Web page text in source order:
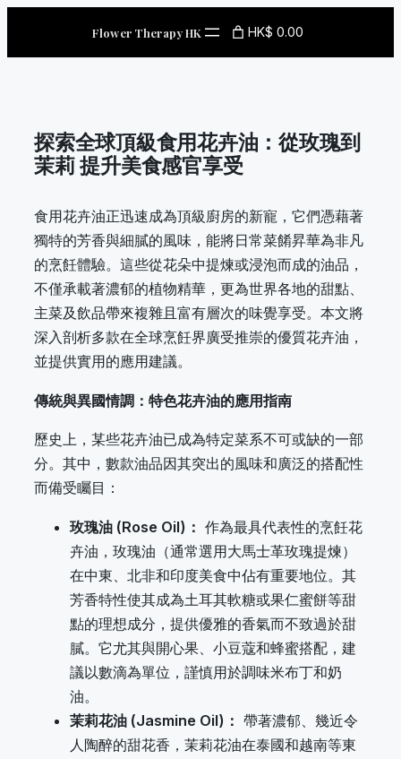
Flower Therapy HK HK$ 0.00
探索全球頂級食用花卉油：從玫瑰到
茉莉 提升美食感官享受
食用花卉油正迅速成為頂級廚房的新寵，它們憑藉著
獨特的芳香與細膩的風味，能將日常菜餚昇華為非凡
的烹飪體驗。這些從花朵中提煉或浸泡而成的油品，
不僅承載著濃郁的植物精華，更為世界各地的甜點、
主菜及飲品帶來複雜且富有層次的味覺享受。本文將
深入剖析多款在全球烹飪界廣受推崇的優質花卉油，
並提供實用的應用建議。
傳統與異國情調：特色花卉油的應用指南
歷史上，某些花卉油已成為特定菜系不可或缺的一部
分。其中，數款油品因其突出的風味和廣泛的搭配性
而備受矚目：
玫瑰油 (Rose Oil)： 作為最具代表性的烹飪花
卉油，玫瑰油（通常選用大馬士革玫瑰提煉）
在中東、北非和印度美食中佔有重要地位。其
芳香特性使其成為土耳其軟糖或果仁蜜餅等甜
點的理想成分，提供優雅的香氣而不致過於甜
膩。它尤其與開心果、小豆蔻和蜂蜜搭配，建
議以數滴為單位，謹慎用於調味米布丁和奶
油。
茉莉花油 (Jasmine Oil)： 帶著濃郁、幾近令
人陶醉的甜花香，茉莉花油在泰國和越南等東